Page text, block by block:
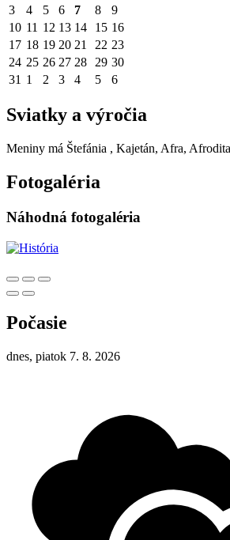
3
4 5 6 7 8
9
10 11 12 13 14 15 16
17 18 19 20 21 22 23
24 25 26 27 28 29 30
31 1 2 3 4 5 6
Sviatky a výročia
Meniny má Štefánia , Kajetán, Afra,
Fotogaléria
Náhodná fotogaléria
Počasie
dnes, piatok 7. 8. 2026